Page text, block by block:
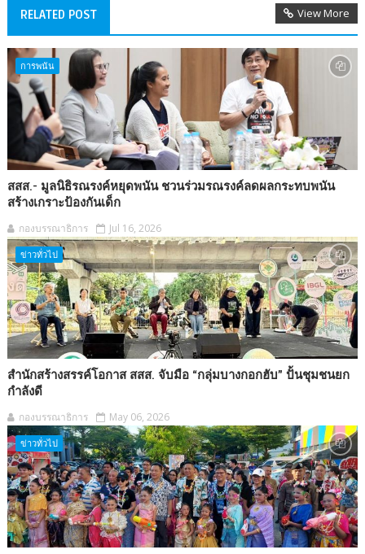
RELATED POST View More
การพนัน
สสส.- มูลนิธิรณรงค์หยุดพนัน ชวนร่วมรณรงค์ลดผลกระทบพนัน
สร้างเกราะป้องกันเด็ก
กองบรรณาธิการ Jul 16, 2026
ข่าวทั่วไป
สำนักสร้างสรรค์โอกาส สสส. จับมือ “กลุ่มบางกอกฮับ” ปั้นชุมชนยก
กำลังดี
กองบรรณาธิการ May 06, 2026
ข่าวทั่วไป